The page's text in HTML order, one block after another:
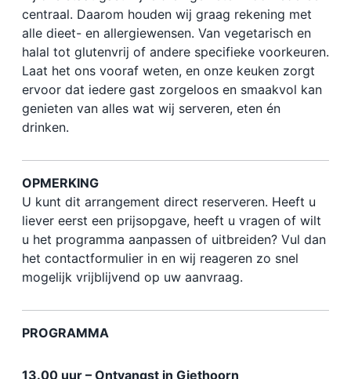
centraal. Daarom houden wij graag rekening met
alle dieet- en allergiewensen. Van vegetarisch en
halal tot glutenvrij of andere specifieke voorkeuren.
Laat het ons vooraf weten, en onze keuken zorgt
ervoor dat iedere gast zorgeloos en smaakvol kan
genieten van alles wat wij serveren, eten én
drinken.
OPMERKING
U kunt dit arrangement direct reserveren. Heeft u
liever eerst een prijsopgave, heeft u vragen of wilt
u het programma aanpassen of uitbreiden? Vul dan
het contactformulier in en wij reageren zo snel
mogelijk vrijblijvend op uw aanvraag.
PROGRAMMA
13.00 uur – Ontvangst in Giethoorn